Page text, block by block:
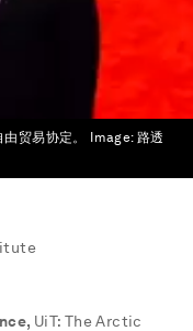
贸易协定。 Image:路透
, UiT: The Arctic